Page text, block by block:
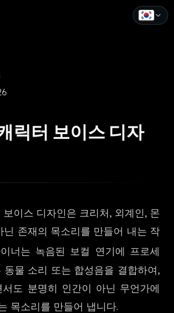
릭터 보이스 디자
이스 디자인은 크리처, 외계인, 몬
닌 존재의 목소리를 만들어 내는 작
너는 녹음된 보컬 연기에 프로세
동물 소리 또는 합성음을 결합하여,
도 분명히 인간이 아닌 무언가에
목소리를 만들어 냅니다.
Italiano
中文
日本語
한국어